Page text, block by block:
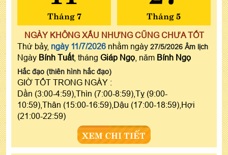
Tháng 7 Tháng 5
NGÀY KHÔNG XẤU NHƯNG CŨNG CHƯA TỐT
Thứ bảy, ngày 11/7/2026 nhằm ngày 27/5/2026 Âm lịch
Ngày Bính Tuất, tháng Giáp Ngọ , năm Bính Ngọ
Hắc đạo (thiên hình hắc đạo)
GIỜ TỐT TRONG NGÀY :
Dần (3:00-4:59),Thìn (7:00-8:59),Tỵ (9:00-
10:59),Thân (15:00-16:59),Dậu (17:00-18:59),Hợi
(21:00-22:59)
XEM CHI TIẾT